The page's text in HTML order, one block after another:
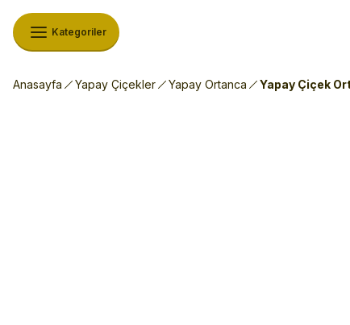
Kategoriler
Anasayfa Yapay Çiçekler Yapay Ortanca Yapay Çiçek